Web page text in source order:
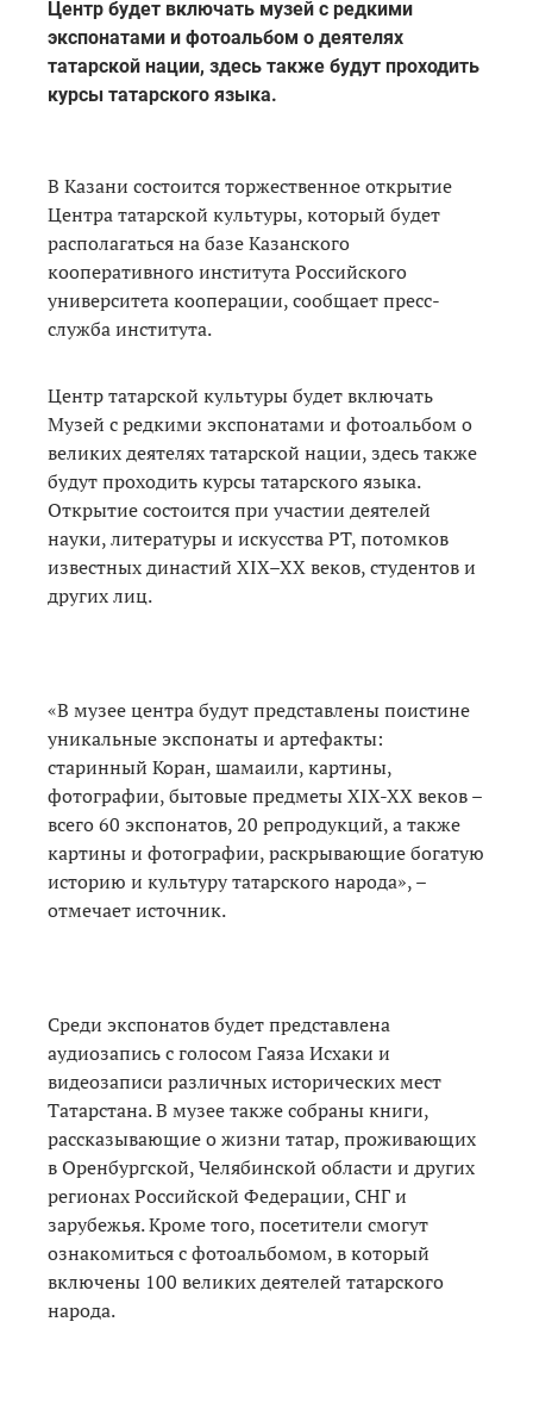
Центр будет включать музей с редкими
экспонатами и фотоальбом о деятелях
татарской нации, здесь также будут проходить
курсы татарского языка.
В Казани состоится торжественное открытие
Центра татарской культуры, который будет
располагаться на базе Казанского
кооперативного института Российского
университета кооперации, сообщает пресс-
служба института.
Центр татарской культуры будет включать
Музей с редкими экспонатами и фотоальбом о
великих деятелях татарской нации, здесь также
будут проходить курсы татарского языка.
Открытие состоится при участии деятелей
науки, литературы и искусства РТ, потомков
известных династий XIX–XX веков, студентов и
других лиц.
«В музее центра будут представлены поистине
уникальные экспонаты и артефакты:
старинный Коран, шамаили, картины,
фотографии, бытовые предметы XIX-XX веков –
всего 60 экспонатов, 20 репродукций, а также
картины и фотографии, раскрывающие богатую
историю и культуру татарского народа», –
отмечает источник.
Среди экспонатов будет представлена
аудиозапись с голосом Гаяза Исхаки и
видеозаписи различных исторических мест
Татарстана. В музее также собраны книги,
рассказывающие о жизни татар, проживающих
в Оренбургской, Челябинской области и других
регионах Российской Федерации, СНГ и
зарубежья. Кроме того, посетители смогут
ознакомиться с фотоальбомом, в который
включены 100 великих деятелей татарского
народа.